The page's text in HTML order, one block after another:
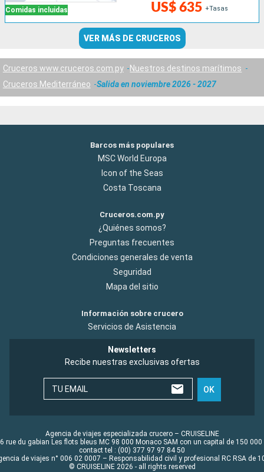
Comidas incluidas US$ 635 +Tasas
VER MÁS DE CRUCEROS
Cruceros www.cruceros.com.py
Nuestros destinos marítimos
Cruceros Mediterráneo
Salida en noviembre 2026 - 2027
Barcos más populares
MSC World Europa
Icon of the Seas
Costa Toscana
Cruceros.com.py
¿Quiénes somos?
Preguntas frecuentes
Condiciones generales de venta
Seguridad
Mapa del sitio
Información sobre crucero
Servicios de Asistencia
Newsletters
Recibe nuestras exclusivas ofertas
TU EMAIL OK
Agencia de viajes especializada crucero – CRUISELINE
rue du gabian Les flots bleus MC 98 000 Monaco SAM con un capital de 150 000
contact tel : (00) 377 97 97 84 50
de viajes n° 006 02 0007 – Responsabilidad civil y profesional RC RSA de
© CRUISELINE 2026 - all rights reserved